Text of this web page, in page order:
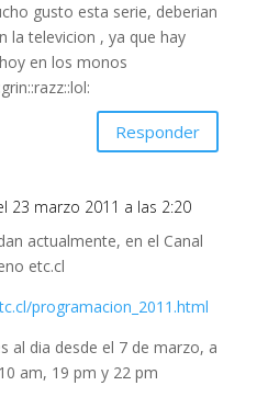
gusto esta serie, deberian
la televicion , ya que hay
en los monos
Responder
23 marzo 2011 a las 2:20
actualmente, en el Canal
etc.cl
programacion_2011.html
al dia desde el 7 de marzo, a
am, 19 pm y 22 pm